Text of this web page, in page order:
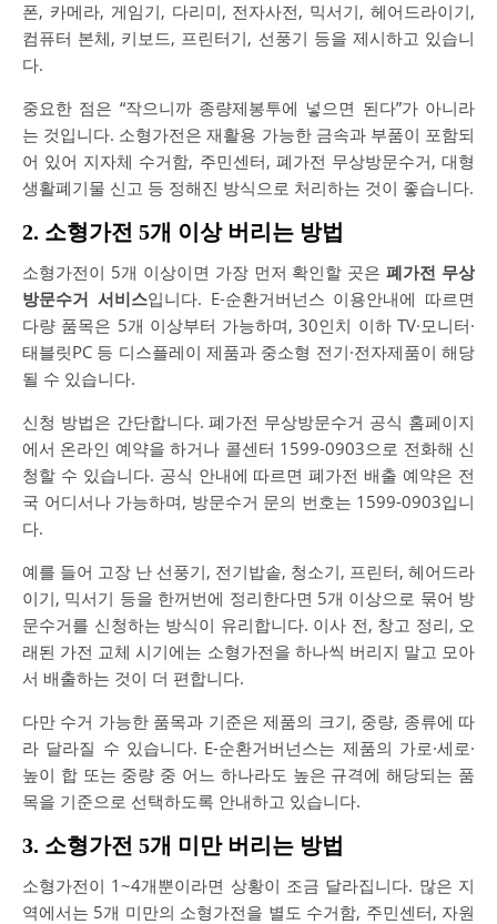
폰, 카메라, 게임기, 다리미, 전자사전, 믹서기, 헤어드라이기,
컴퓨터 본체, 키보드, 프린터기, 선풍기 등을 제시하고 있습니
다.
중요한 점은 “작으니까 종량제봉투에 넣으면 된다”가 아니라
는 것입니다. 소형가전은 재활용 가능한 금속과 부품이 포함되
어 있어 지자체 수거함, 주민센터, 폐가전 무상방문수거, 대형
생활폐기물 신고 등 정해진 방식으로 처리하는 것이 좋습니다.
2. 소형가전 5개 이상 버리는 방법
소형가전이 5개 이상이면 가장 먼저 확인할 곳은폐가전 무상
방문수거 서비스입니다. E-순환거버넌스 이용안내에 따르면
다량 품목은 5개 이상부터 가능하며, 30인치 이하 TV·모니터·
태블릿PC 등 디스플레이 제품과 중소형 전기·전자제품이 해당
될 수 있습니다.
신청 방법은 간단합니다. 폐가전 무상방문수거 공식 홈페이지
에서 온라인 예약을 하거나 콜센터 1599-0903으로 전화해 신
청할 수 있습니다. 공식 안내에 따르면 폐가전 배출 예약은 전
국 어디서나 가능하며, 방문수거 문의 번호는 1599-0903입니
다.
예를 들어 고장 난 선풍기, 전기밥솥, 청소기, 프린터, 헤어드라
이기, 믹서기 등을 한꺼번에 정리한다면 5개 이상으로 묶어 방
문수거를 신청하는 방식이 유리합니다. 이사 전, 창고 정리, 오
래된 가전 교체 시기에는 소형가전을 하나씩 버리지 말고 모아
서 배출하는 것이 더 편합니다.
다만 수거 가능한 품목과 기준은 제품의 크기, 중량, 종류에 따
라 달라질 수 있습니다. E-순환거버넌스는 제품의 가로·세로·
높이 합 또는 중량 중 어느 하나라도 높은 규격에 해당되는 품
목을 기준으로 선택하도록 안내하고 있습니다.
3. 소형가전 5개 미만 버리는 방법
소형가전이 1~4개뿐이라면 상황이 조금 달라집니다. 많은 지
역에서는 5개 미만의 소형가전을 별도 수거함, 주민센터, 자원